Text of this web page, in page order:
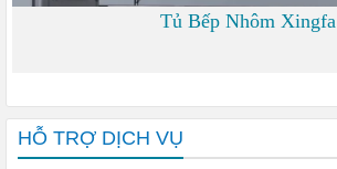
Tủ Bếp Nhôm Xingfa
0 đ
HỖ TRỢ DỊCH VỤ